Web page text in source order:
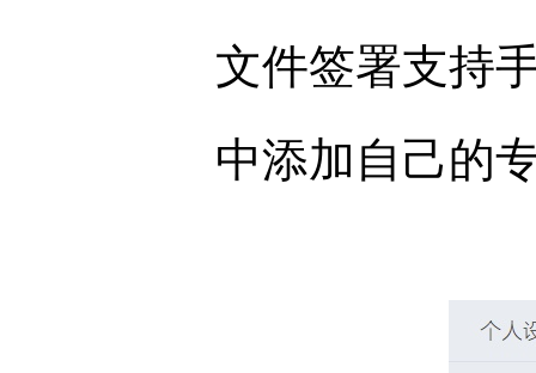
文件签署支持
中添加自己的